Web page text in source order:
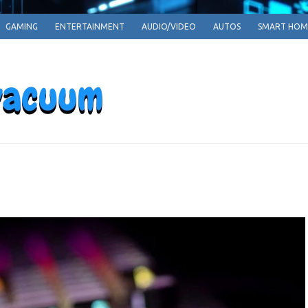
GAMING ENTERTAINMENT AUDIO/VIDEO AUTOS SMART